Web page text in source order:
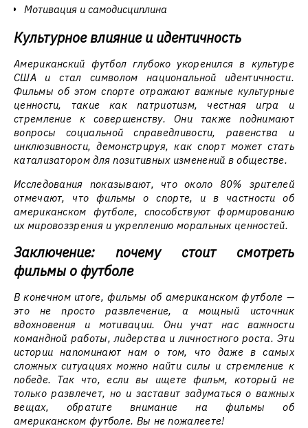
Мотивация и самодисциплина
Культурное влияние и идентичность
Американский футбол глубоко укоренился в культуре
США и стал символом национальной идентичности.
Фильмы об этом спорте отражают важные культурные
ценности, такие как патриотизм, честная игра и
стремление к совершенству. Они также поднимают
вопросы социальной справедливости, равенства и
инклюзивности, демонстрируя, как спорт может стать
катализатором для позитивных изменений в обществе.
Исследования показывают, что около 80% зрителей
отмечают, что фильмы о спорте, и в частности об
американском футболе, способствуют формированию
их мировоззрения и укреплению моральных ценностей.
Заключение: почему стоит смотреть
фильмы о футболе
В конечном итоге, фильмы об американском футболе —
это не просто развлечение, а мощный источник
вдохновения и мотивации. Они учат нас важности
командной работы, лидерства и личностного роста. Эти
истории напоминают нам о том, что даже в самых
сложных ситуациях можно найти силы и стремление к
победе. Так что, если вы ищете фильм, который не
только развлечет, но и заставит задуматься о важных
вещах, обратите внимание на фильмы об
американском футболе. Вы не пожалеете!